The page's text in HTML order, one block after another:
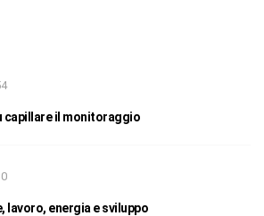
capillare il monitoraggio
lavoro, energia e sviluppo